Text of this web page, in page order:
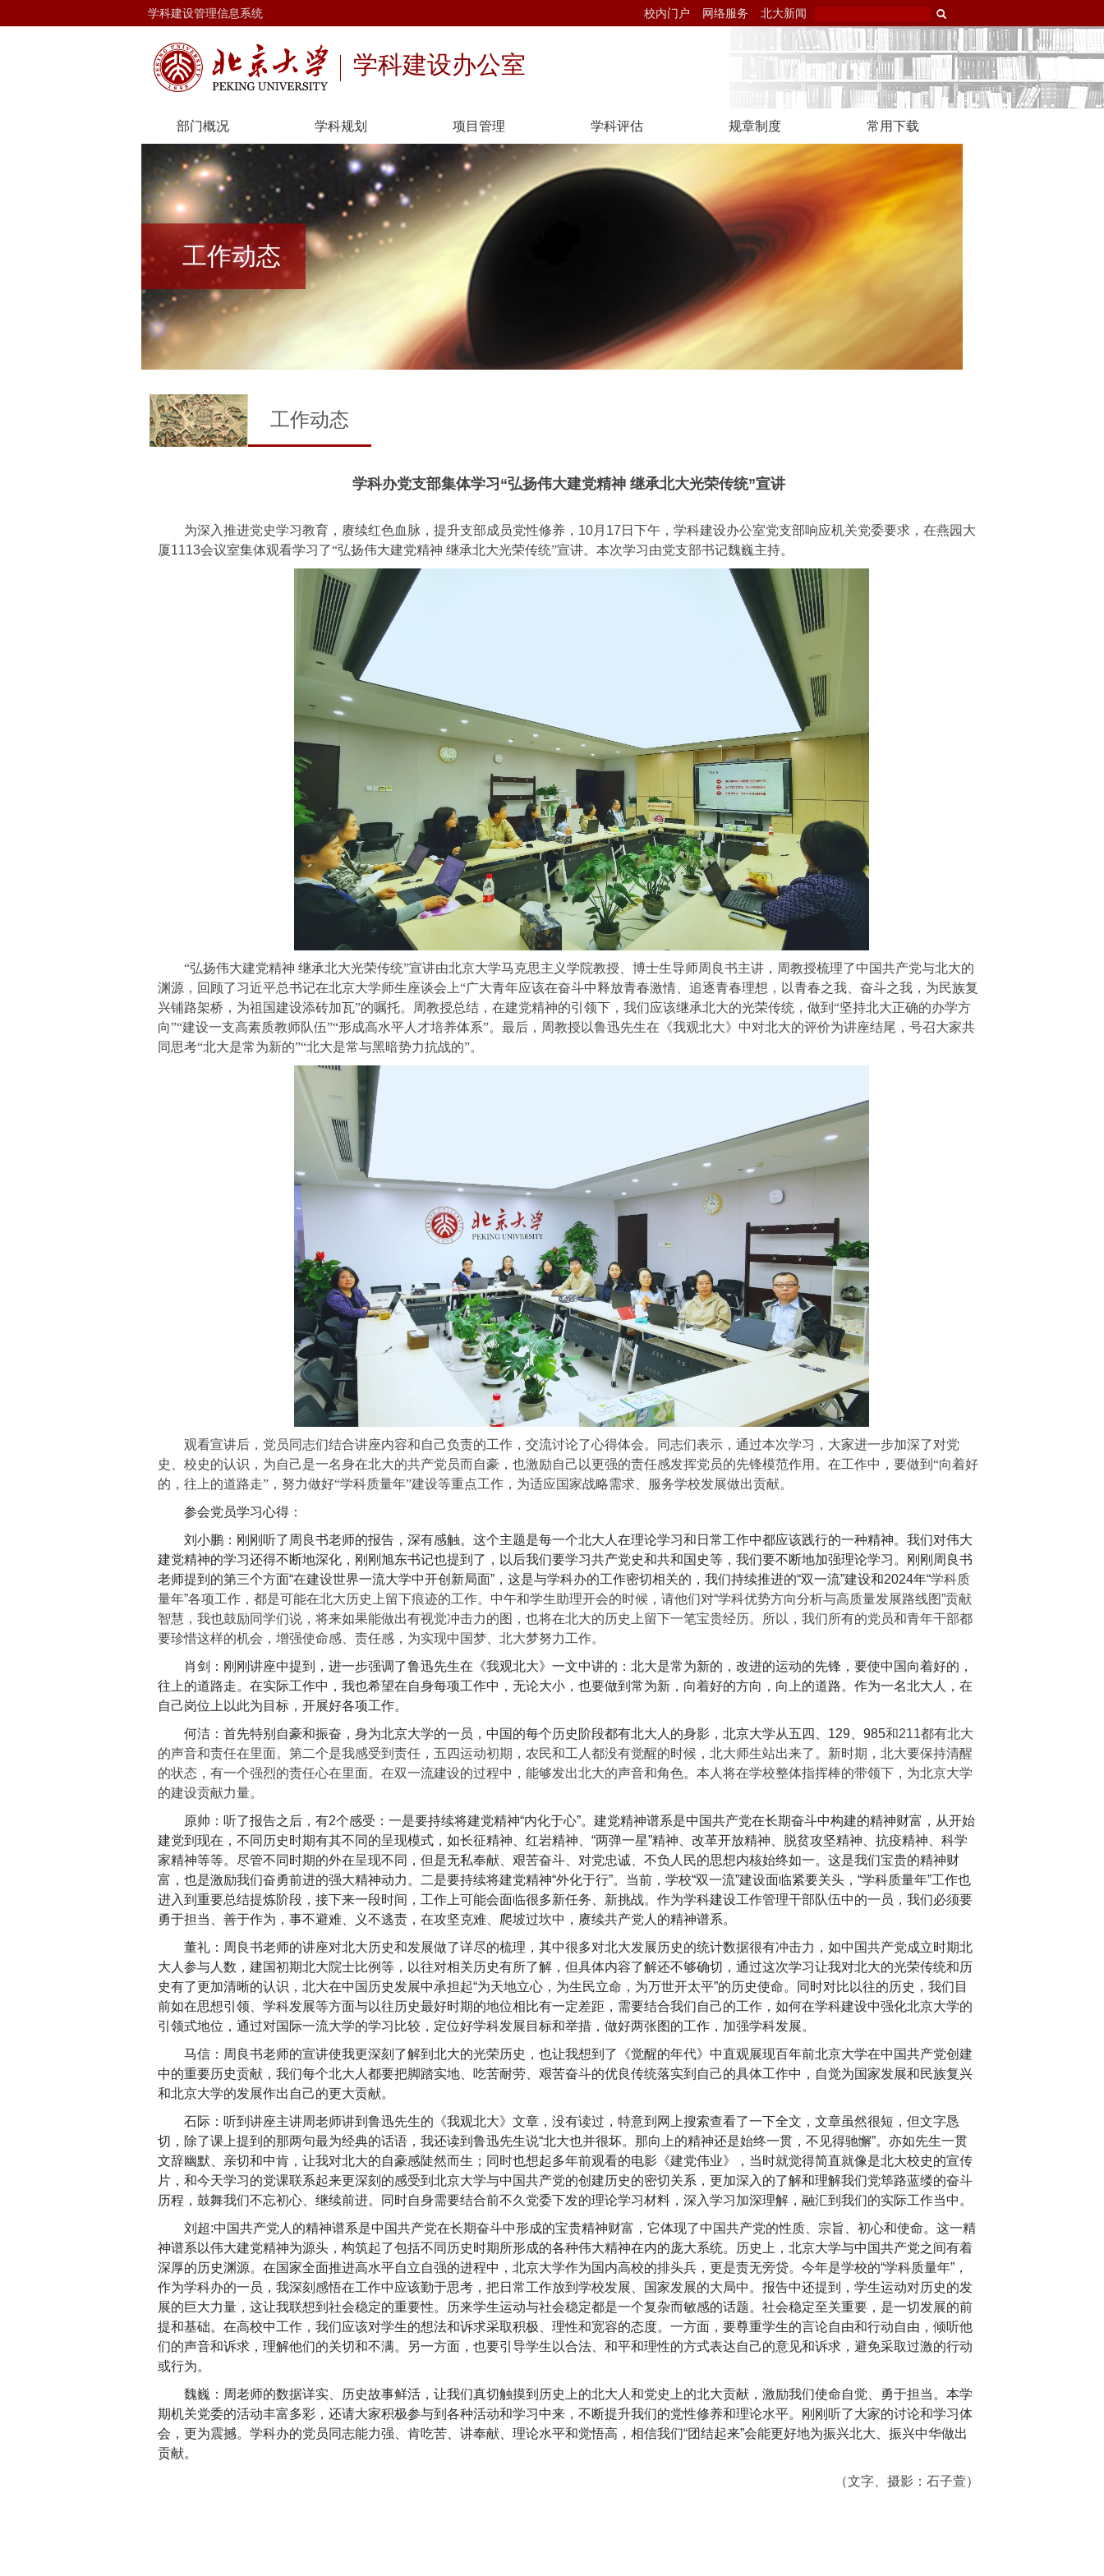
学科建设管理信息系统 校内门户 网络服务 北大新闻
学科建设办公室
部门概况 学科规划 项目管理 学科评估 规章制度 常用下载
工作动态
工作动态
学科办党支部集体学习“弘扬伟大建党精神 继承北大光荣传统”宣讲
为深入推进党史学习教育，赓续红色血脉，提升支部成员党性修养， 10月 17 日下午，学科建设办公室党支部响应机关党委要求，在燕园大
厦1113会议室集体观看学习了“弘扬伟大建党精神 继承北大光荣传统”宣讲。本次学习由党支部书记魏巍主持。
“弘扬伟大建党精神 继承北大光荣传统”宣讲由北京大学马克思主义学院教授、博士生导师周良书主讲，周教授梳理了中国共产党与北大的
渊源，回顾了习近平总书记在北京大学师生座谈会上“广大青年应该在奋斗中释放青春激情、追逐青春理想，以青春之我、奋斗之我，为民族复
兴铺路架桥，为祖国建设添砖加瓦”的嘱托。周教授总结，在建党精神的引领下，我们应该继承北大的光荣传统，做到“坚持北大正确的办学方
向”“建设一支高素质教师队伍”“形成高水平人才培养体系”。最后，周教授以鲁迅先生在《我观北大》中对北大的评价为讲座结尾，号召大家共
同思考“北大是常为新的”“北大是常与黑暗势力抗战的”。
观看宣讲后，党员同志们结合讲座内容和自己负责的工作，交流讨论了心得体会。同志们表示，通过本次学习，大家进一步加深了对党
史、校史的认识，为自己是一名身在北大的共产党员而自豪，也激励自己以更强的责任感发挥党员的先锋模范作用。在工作中，要做到“向着好
的，往上的道路走”，努力做好“学科质量年”建设等重点工作，为适应国家战略需求、服务学校发展做出贡献。
参会党员学习心得：
刘小鹏：刚刚听了周良书老师的报告，深有感触。这个主题是每一个北大人在理论学习和日常工作中都应该践行的一种精神。我们对伟大
建党精神的学习还得不断地深化，刚刚旭东书记也提到了，以后我们要学习共产党史和共和国史等，我们要不断地加强理论学习。刚刚周良书
老师提到的第三个方面“在建设世界一流大学中开创新局面”，这是与学科办的工作密切相关的，我们持续推进的“双一流”建设和2024年“学科质
量年”各项工作，都是可能在北大历史上留下痕迹的工作。中午和学生助理开会的时候，请他们对“学科优势方向分析与高质量发展路线图”贡献
智慧，我也鼓励同学们说，将来如果能做出有视觉冲击力的图，也将在北大的历史上留下一笔宝贵经历。所以，我们所有的党员和青年干部都
要珍惜这样的机会，增强使命感、责任感，为实现中国梦、北大梦努力工作。
肖剑：刚刚讲座中提到，进一步强调了鲁迅先生在《我观北大》一文中讲的：北大是常为新的，改进的运动的先锋，要使中国向着好的，
往上的道路走。在实际工作中，我也希望在自身每项工作中，无论大小，也要做到常为新，向着好的方向，向上的道路。作为一名北大人，在
自己岗位上以此为目标，开展好各项工作。
何洁：首先特别自豪和振奋，身为北京大学的一员，中国的每个历史阶段都有北大人的身影，北京大学从五四、129、985和211都有北大
的声音和责任在里面。第二个是我感受到责任，五四运动初期，农民和工人都没有觉醒的时候，北大师生站出来了。新时期，北大要保持清醒
的状态，有一个强烈的责任心在里面。在双一流建设的过程中，能够发出北大的声音和角色。本人将在学校整体指挥棒的带领下，为北京大学
的建设贡献力量。
原帅：听了报告之后，有2个感受：一是要持续将建党精神“内化于心”。建党精神谱系是中国共产党在长期奋斗中构建的精神财富，从开始
建党到现在，不同历史时期有其不同的呈现模式，如长征精神、红岩精神、“两弹一星”精神、改革开放精神、脱贫攻坚精神、抗疫精神、科学
家精神等等。尽管不同时期的外在呈现不同，但是无私奉献、艰苦奋斗、对党忠诚、不负人民的思想内核始终如一。这是我们宝贵的精神财
富，也是激励我们奋勇前进的强大精神动力。二是要持续将建党精神“外化于行”。当前，学校“双一流”建设面临紧要关头，“学科质量年”工作也
进入到重要总结提炼阶段，接下来一段时间，工作上可能会面临很多新任务、新挑战。作为学科建设工作管理干部队伍中的一员，我们必须要
勇于担当、善于作为，事不避难、义不逃责，在攻坚克难、爬坡过坎中，赓续共产党人的精神谱系。
董礼：周良书老师的讲座对北大历史和发展做了详尽的梳理，其中很多对北大发展历史的统计数据很有冲击力，如中国共产党成立时期北
大人参与人数，建国初期北大院士比例等，以往对相关历史有所了解，但具体内容了解还不够确切，通过这次学习让我对北大的光荣传统和历
史有了更加清晰的认识，北大在中国历史发展中承担起“为天地立心，为生民立命，为万世开太平”的历史使命。同时对比以往的历史，我们目
前如在思想引领、学科发展等方面与以往历史最好时期的地位相比有一定差距，需要结合我们自己的工作，如何在学科建设中强化北京大学的
引领式地位，通过对国际一流大学的学习比较，定位好学科发展目标和举措，做好两张图的工作，加强学科发展。
马信：周良书老师的宣讲使我更深刻了解到北大的光荣历史，也让我想到了《觉醒的年代》中直观展现百年前北京大学在中国共产党创建
中的重要历史贡献，我们每个北大人都要把脚踏实地、吃苦耐劳、艰苦奋斗的优良传统落实到自己的具体工作中，自觉为国家发展和民族复兴
和北京大学的发展作出自己的更大贡献。
石际：听到讲座主讲周老师讲到鲁迅先生的《我观北大》文章，没有读过，特意到网上搜索查看了一下全文，文章虽然很短，但文字恳
切，除了课上提到的那两句最为经典的话语，我还读到鲁迅先生说“北大也并很坏。那向上的精神还是始终一贯，不见得驰懈”。亦如先生一贯
文辞幽默、亲切和中肯，让我对北大的自豪感陡然而生；同时也想起多年前观看的电影《建党伟业》，当时就觉得简直就像是北大校史的宣传
片，和今天学习的党课联系起来更深刻的感受到北京大学与中国共产党的创建历史的密切关系，更加深入的了解和理解我们党筚路蓝缕的奋斗
历程，鼓舞我们不忘初心、继续前进。同时自身需要结合前不久党委下发的理论学习材料，深入学习加深理解，融汇到我们的实际工作当中。
刘超:中国共产党人的精神谱系是中国共产党在长期奋斗中形成的宝贵精神财富，它体现了中国共产党的性质、宗旨、初心和使命。这一精
神谱系以伟大建党精神为源头，构筑起了包括不同历史时期所形成的各种伟大精神在内的庞大系统。历史上，北京大学与中国共产党之间有着
深厚的历史渊源。在国家全面推进高水平自立自强的进程中，北京大学作为国内高校的排头兵，更是责无旁贷。今年是学校的“学科质量年”，
作为学科办的一员，我深刻感悟在工作中应该勤于思考，把日常工作放到学校发展、国家发展的大局中。报告中还提到，学生运动对历史的发
展的巨大力量，这让我联想到社会稳定的重要性。历来学生运动与社会稳定都是一个复杂而敏感的话题。社会稳定至关重要，是一切发展的前
提和基础。在高校中工作，我们应该对学生的想法和诉求采取积极、理性和宽容的态度。一方面，要尊重学生的言论自由和行动自由，倾听他
们的声音和诉求，理解他们的关切和不满。另一方面，也要引导学生以合法、和平和理性的方式表达自己的意见和诉求，避免采取过激的行动
或行为。
魏巍：周老师的数据详实、历史故事鲜活，让我们真切触摸到历史上的北大人和党史上的北大贡献，激励我们使命自觉、勇于担当。本学
期机关党委的活动丰富多彩，还请大家积极参与到各种活动和学习中来，不断提升我们的党性修养和理论水平。刚刚听了大家的讨论和学习体
会，更为震撼。学科办的党员同志能力强、肯吃苦、讲奉献、理论水平和觉悟高，相信我们“团结起来”会能更好地为振兴北大、振兴中华做出
贡献。
（文字、摄影：石子萱）